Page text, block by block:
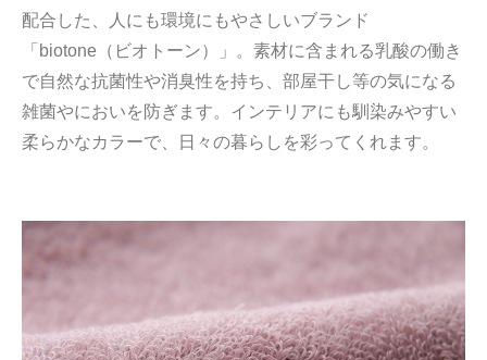
配合した、人にも環境にもやさしいブランド
「biotone（ビオトーン）」。素材に含まれる乳酸の働き
で自然な抗菌性や消臭性を持ち、部屋干し等の気になる
雑菌やにおいを防ぎます。インテリアにも馴染みやすい
柔らかなカラーで、日々の暮らしを彩ってくれます。